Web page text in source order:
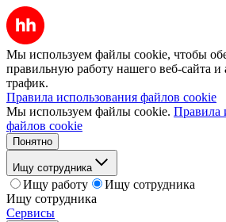
Мы используем файлы cookie, чтобы
правильную работу нашего веб-сайта и
трафик.
Правила использования файлов cookie
Мы используем файлы cookie. Правила
файлов cookie
Понятно
Ищу сотрудника
Ищу работу
Ищу сотрудника
Ищу сотрудника
Сервисы